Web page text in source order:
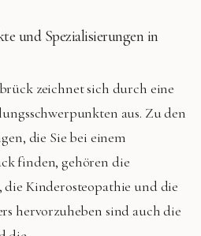
und Spezialisierungen in
zeichnet sich durch eine
aus. Zu den
die Sie bei einem
finden, gehören die
Kinderosteopathie und die
hervorzuheben sind auch die